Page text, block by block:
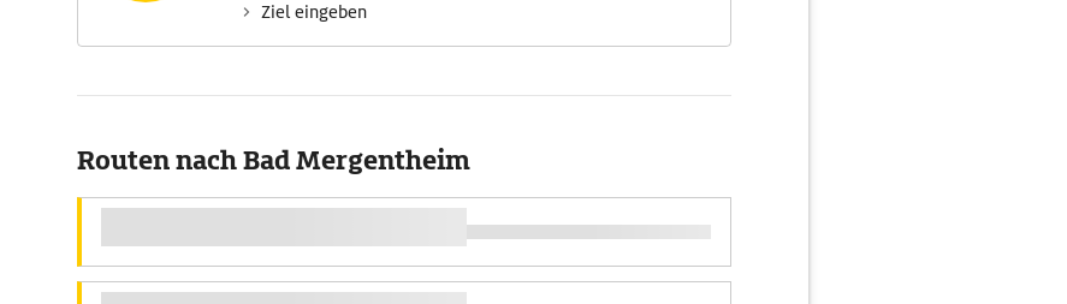
Ziel eingeben
Routen nach Bad Mergentheim